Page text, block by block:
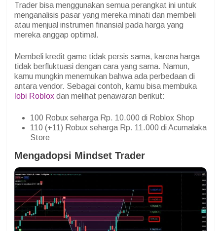
Trader bisa menggunakan semua perangkat ini untuk
menganalisis pasar yang mereka minati dan membeli
atau menjual instrumen finansial pada harga yang
mereka anggap optimal.
Membeli kredit game tidak persis sama, karena harga
tidak berfluktuasi dengan cara yang sama. Namun,
kamu mungkin menemukan bahwa ada perbedaan di
antara vendor. Sebagai contoh, kamu bisa membuka
lobi Roblox dan melihat penawaran berikut:
100 Robux seharga Rp. 10.000 di Roblox Shop
110 (+11) Robux seharga Rp. 11.000 di Acumalaka
Store
Mengadopsi Mindset Trader